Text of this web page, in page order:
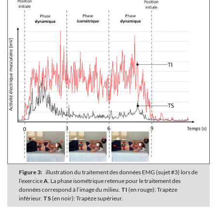
Figure 3: illustration du traitement des données EMG (sujet #3) lors de
l’exerciceA. La phase isométrique retenue pour le traitement des
données correspond à l’image du milieu. TI (en rouge): Trapèze
inférieur. TS(en noir): Trapèze supérieur.